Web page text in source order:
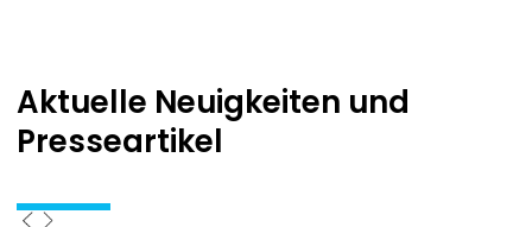
Aktuelle Neuigkeiten und
Presseartikel